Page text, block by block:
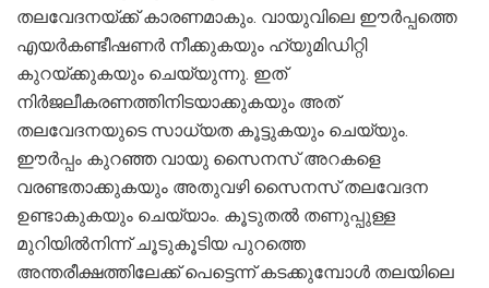
തലവേദനയ്ക്ക് കാരണമാകും. വായുവിലെ ഈർപ്പത്തെ
എയർകണ്ടീഷണർ നീക്കുകയും ഹ്യുമിഡിറ്റി
കുറയ്ക്കുകയും ചെയ്യുന്നു. ഇത്
നിർജലീകരണത്തിനിടയാക്കുകയും അത്
തലവേദനയുടെ സാധ്യത കൂട്ടുകയും ചെയ്യും.
ഈർപ്പം കുറഞ്ഞ വായു സൈനസ് അറകളെ
വരണ്ടതാക്കുകയും അതുവഴി സൈനസ് തലവേദന
ഉണ്ടാകുകയും ചെയ്യാം. കൂടുതൽ തണുപ്പുള്ള
മുറിയിൽനിന്ന് ചൂടുകൂടിയ പുറത്തെ
അന്തരീക്ഷത്തിലേക്ക് പെട്ടെന്ന് കടക്കുമ്പോൾ തലയിലെ